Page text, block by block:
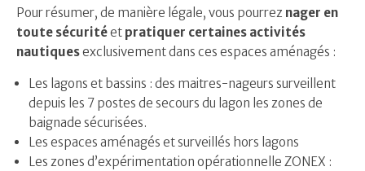
Pour résumer, de manière légale, vous pourrez nager en
toute sécuritéet pratiquer certaines activités
nautiquesexclusivement dans ces espaces aménagés :
Les lagons et bassins : des maitres-nageurs surveillent
depuis les 7 postes de secours du lagon les zones de
baignade sécurisées.
Les espaces aménagés et surveillés hors lagons
Les zones d’expérimentation opérationnelle ZONEX :